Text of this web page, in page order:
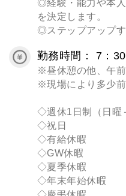
◎経験・能力や本
を決定します。
◎ステップアップす
勤務時間： 7：
※昼休憩の他、午
※現場により多少
◇週休1日制（日曜
◇祝日
◇有給休暇
◇GW休暇
◇夏季休暇
◇年末年始休暇